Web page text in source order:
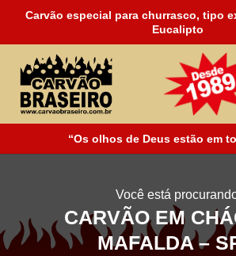
Carvão especial para churrasco, tipo
Eucalipto
“Os olhos de Deus estão em
Você está
CARVÃO EM
MAFALDA –